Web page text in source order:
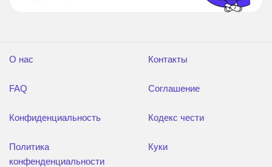
О нас
FAQ
Конфиденциальность
Политика
конфенденциальности
Контакты
Соглашение
Кодекс чести
Куки